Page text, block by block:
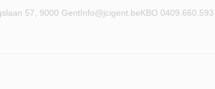
57, 9000 GentInfo@jcigent.beKBO 0409.660.593